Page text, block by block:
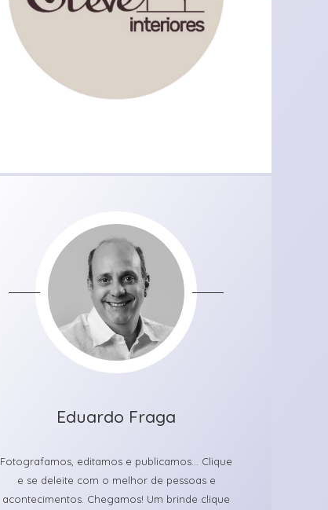
Eduardo Fraga
Fotografamos, editamos e publicamos... Clique
e se deleite com o melhor de pessoas e
acontecimentos. Chegamos! Um brinde clique